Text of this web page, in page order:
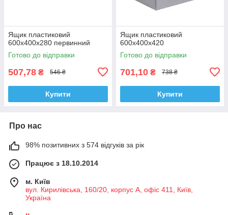
Ящик пластиковий
600х400х280 первинний
Готово до відправки
507,78 ₴ 546 ₴
Купити
Ящик пластиковий
600х400х420
Готово до відправки
701,10 ₴ 738 ₴
Купити
Про нас
98% позитивних з 574 відгуків за рік
Працює з 18.10.2014
м. Київ
вул. Кирилівська, 160/20, корпус А, офіс 411, Київ,
Україна